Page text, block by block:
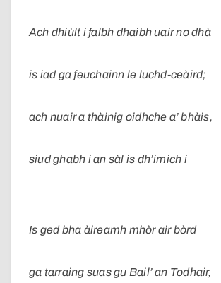
Ach dhiùlt i falbh dhaibh uair no dhà
is iad ga feuchainn le luchd-ceàird;
ach nuair a thàinig oidhche a’ bhàis,
siud ghabh i an sàl is dh’imich i
Is ged bha àireamh mhòr air bòrd
ga tarraing suas gu Bail’ an Todhair,